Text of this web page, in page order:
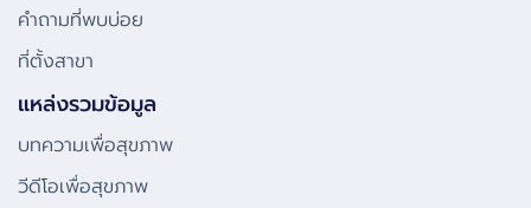
คําถามที่พบบ่อย
ที่ตั้งสาขา
แหล่งรวมข้อมูล
บทความเพื่อสุขภาพ
วีดีโอเพื่อสุขภาพ